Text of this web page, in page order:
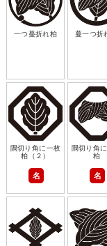
一つ蔓折れ柏 蔓一つ折
隅切り角に一枚
柏（２）
名
隅切り角
柏
名